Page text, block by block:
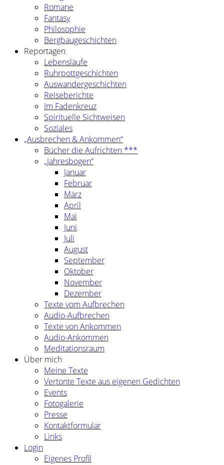
Romane
Fantasy
Philosophie
Bergbaugeschichten
Reportagen
Lebensläufe
Ruhrpottgeschichten
Auswandergeschichten
Reiseberichte
Im Fadenkreuz
Spirituelle Sichtweisen
Soziales
„Ausbrechen & Ankommen“
Bücher die Aufrichten ***
„Jahresbogen“
Januar
Februar
März
April
Mai
Juni
Juli
August
September
Oktober
November
Dezember
Texte vom Aufbrechen
Audio-Aufbrechen
Texte von Ankommen
Audio-Ankommen
Meditationsraum
Über mich
Meine Texte
Vertonte Texte aus eigenen Gedichten
Events
Fotogalerie
Presse
Kontaktformular
Links
Login
Eigenes Profil